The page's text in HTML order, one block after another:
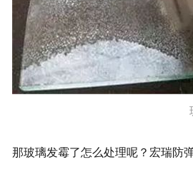
那玻璃发霉了怎么处理呢？宏瑞防